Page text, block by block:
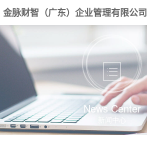
金脉财智（广东）企业管理有限公司
News Center
新闻中心